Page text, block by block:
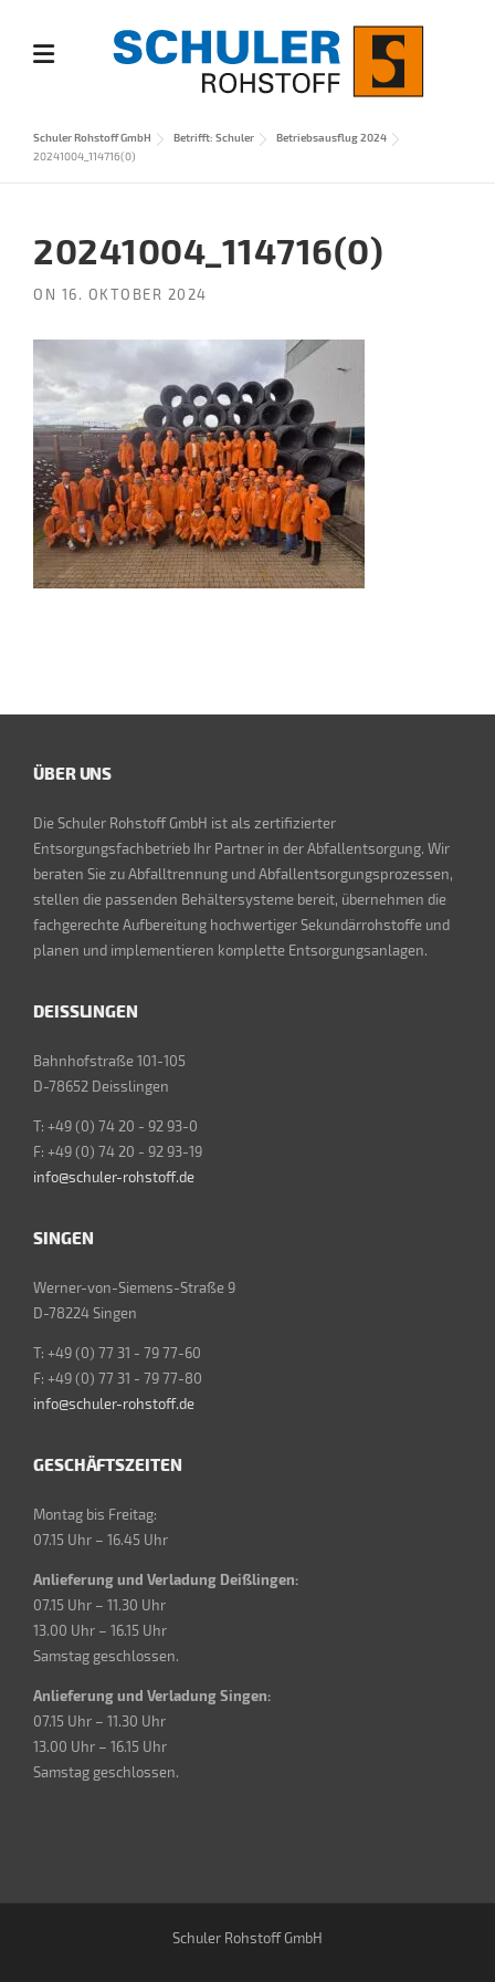
content
Schuler Rohstoff GmbH Betrifft: Schuler
Betriebsausflug 2024
20241004_114716(0)
20241004_114716(0)
ON 16. OKTOBER 2024
ÜBER UNS
Die Schuler Rohstoff GmbH ist als zertifizierter
Entsorgungsfachbetrieb Ihr Partner in der Abfallentsorgung. Wir
beraten Sie zu Abfalltrennung und Abfallentsorgungsprozessen,
stellen die passenden Behältersysteme bereit, übernehmen die
fachgerechte Aufbereitung hochwertiger Sekundärrohstoffe und
planen und implementieren komplette Entsorgungsanlagen.
DEISSLINGEN
Bahnhofstraße 101-105
D-78652 Deisslingen
T: +49 (0) 74 20 - 92 93-0
F: +49 (0) 74 20 - 92 93-19
info@schuler-rohstoff.de
SINGEN
Werner-von-Siemens-Straße 9
D-78224 Singen
T: +49 (0) 77 31 - 79 77-60
F: +49 (0) 77 31 - 79 77-80
info@schuler-rohstoff.de
GESCHÄFTSZEITEN
Montag bis Freitag:
07.15 Uhr – 16.45 Uhr
Anlieferung und Verladung Deißlingen:
07.15 Uhr – 11.30 Uhr
13.00 Uhr – 16.15 Uhr
Samstag geschlossen.
Anlieferung und Verladung Singen:
07.15 Uhr – 11.30 Uhr
13.00 Uhr – 16.15 Uhr
Samstag geschlossen.
Schuler Rohstoff GmbH